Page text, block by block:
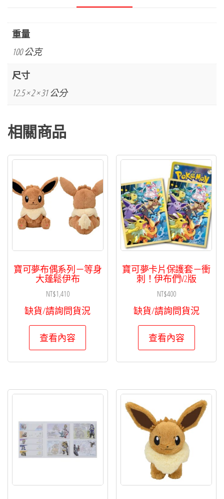
族
列
伊
中
襪
(25-
29cm)
量
重量
100 公克
尺寸
12.5 × 2 × 31 公分
相關商品
寶可夢布偶系列－等身
大蓬鬆伊布
NT$1,410
缺貨/請詢問貨況
查看內容
寶可夢卡片保護套－衝
刺！伊布們V2版
NT$400
缺貨/請詢問貨況
查看內容